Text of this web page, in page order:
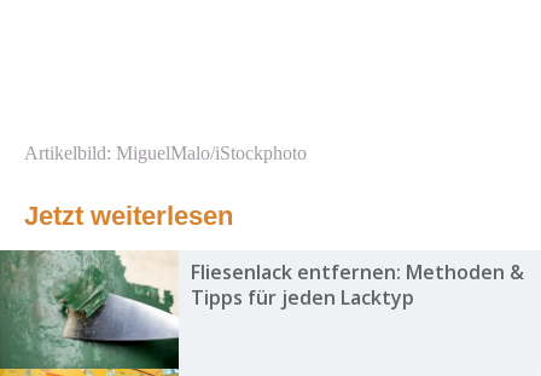
Artikelbild: MiguelMalo/iStockphoto
Jetzt weiterlesen
Fliesenlack entfernen: Methoden &
Tipps für jeden Lacktyp